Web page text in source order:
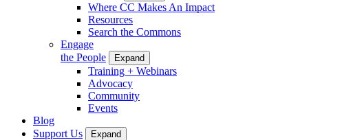
Where CC Makes An Impact
Resources
Search the Commons
Engage
the People
Expand
Training + Webinars
Advocacy
Community
Events
Blog
Support Us
Expand